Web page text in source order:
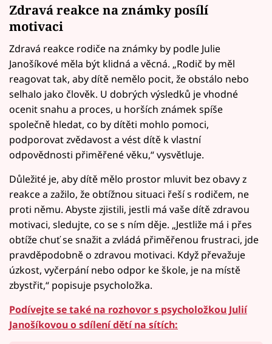
Zdravá reakce na známky posílí
motivaci
Zdravá reakce rodiče na známky by podle Julie
Janošíkové měla být klidná a věcná. „Rodič by měl
reagovat tak, aby dítě nemělo pocit, že obstálo nebo
selhalo jako člověk. U dobrých výsledků je vhodné
ocenit snahu a proces, u horších známek spíše
společně hledat, co by dítěti mohlo pomoci,
podporovat zvědavost a vést dítě k vlastní
odpovědnosti přiměřené věku,“ vysvětluje.
Důležité je, aby dítě mělo prostor mluvit bez obavy z
reakce a zažilo, že obtížnou situaci řeší s rodičem, ne
proti němu. Abyste zjistili, jestli má vaše dítě zdravou
motivaci, sledujte, co se s ním děje. „Jestliže má i přes
obtíže chuť se snažit a zvládá přiměřenou frustraci, jde
pravděpodobně o zdravou motivaci. Když převažuje
úzkost, vyčerpání nebo odpor ke škole, je na místě
zbystřit,“ popisuje psycholožka.
Podívejte se také na rozhovor s psycholožkou Julií
Janošíkovou o sdílení dětí na sítích: